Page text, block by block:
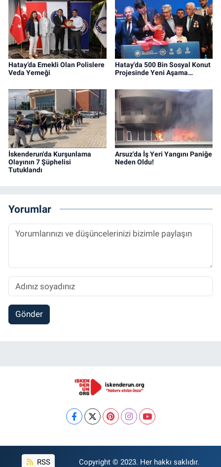
Hatay’da Emekli Olan Polislere
Veda Yemeği
Hatay'da 500 Bin Sosyal Konut
Projesinde Yeni Aşama…
İskenderun'da Kurşunlama
Olayının 7 Şüphelisi
Tutuklandı
Arsuz'da İş Yeri Yangını Paniğe
Neden Oldu!
Yorumlar
Gönder
RSS Copyright © 2023. Her hakkı saklıdır.